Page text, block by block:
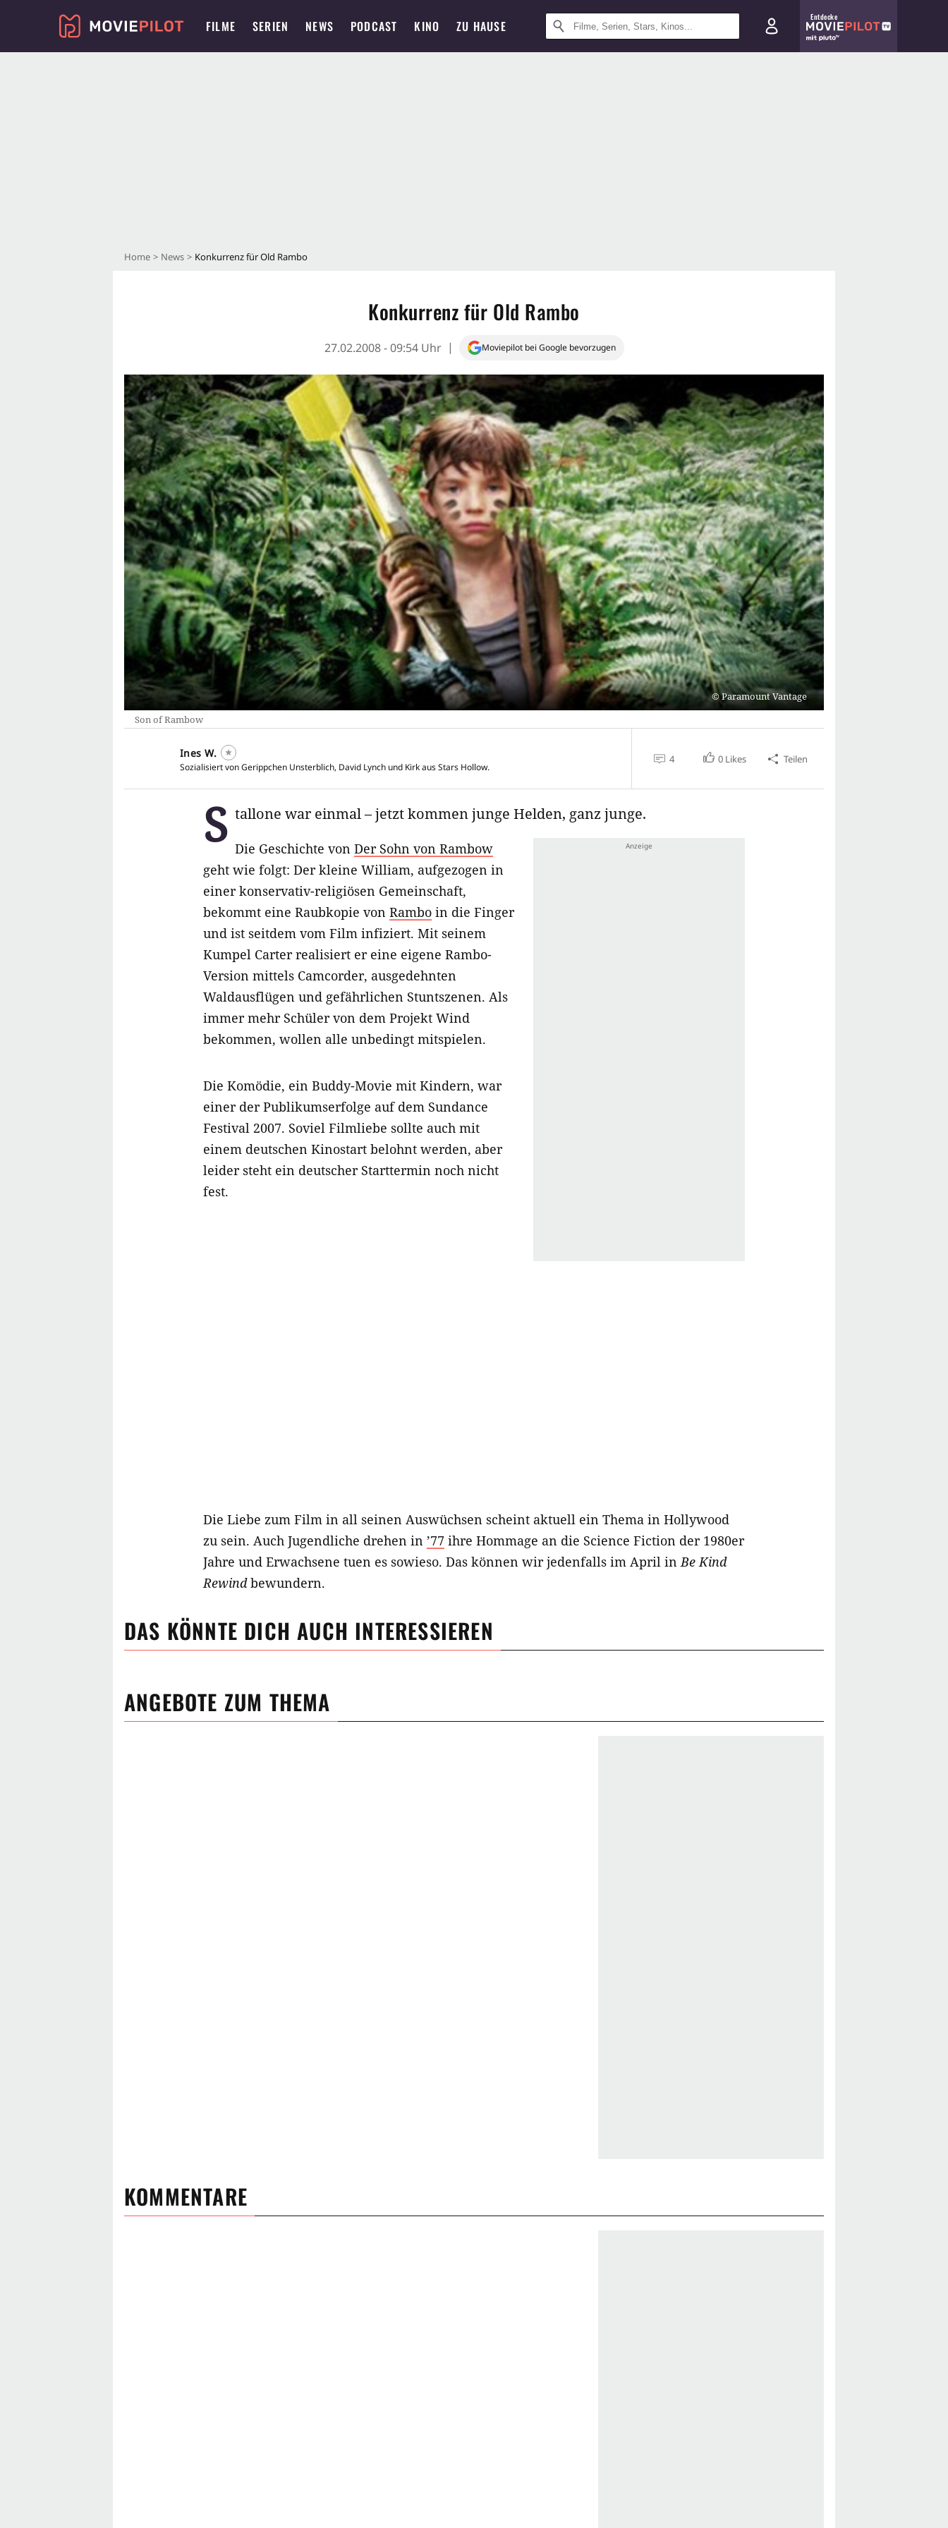
FILME SERIEN NEWS PODCAST KINO ZU HAUSE
Entdecke
Home News Konkurrenz für Old Rambo
Konkurrenz für Old Rambo
27.02.2008 - 09:54 Uhr Moviepilot bei Google bevorzugen
Paramount Vantage
Son of Rambow
Ines W.
Sozialisiert von Gerippchen Unsterblich, David Lynch und Kirk aus Stars Hollow.
4 0 Likes Teilen
S tallone war einmal – jetzt kommen junge Helden, ganz junge.
Die Geschichte von Der Sohn von Rambow
geht wie folgt: Der kleine William, aufgezogen in
einer konservativ-religiösen Gemeinschaft,
bekommt eine Raubkopie von Rambo in die Finger
und ist seitdem vom Film infiziert. Mit seinem
Kumpel Carter realisiert er eine eigene Rambo-
Version mittels Camcorder, ausgedehnten
Waldausflügen und gefährlichen Stuntszenen. Als
immer mehr Schüler von dem Projekt Wind
bekommen, wollen alle unbedingt mitspielen.
Die Komödie, ein Buddy-Movie mit Kindern, war
einer der Publikumserfolge auf dem Sundance
Festival 2007. Soviel Filmliebe sollte auch mit
einem deutschen Kinostart belohnt werden, aber
leider steht ein deutscher Starttermin noch nicht
fest.
Die Liebe zum Film in all seinen Auswüchsen scheint aktuell ein Thema in Hollywood
zu sein. Auch Jugendliche drehen in ’77 ihre Hommage an die Science Fiction der 1980er
Jahre und Erwachsene tuen es sowieso. Das können wir jedenfalls im April inBe Kind
Rewindbewundern.
DAS KÖNNTE DICH AUCH INTERESSIEREN
ANGEBOTE ZUM THEMA
KOMMENTARE